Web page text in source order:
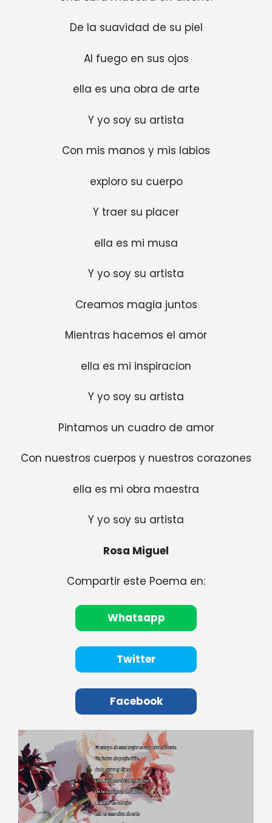
De la suavidad de su piel
Al fuego en sus ojos
ella es una obra de arte
Y yo soy su artista
Con mis manos y mis labios
exploro su cuerpo
Y traer su placer
ella es mi musa
Y yo soy su artista
Creamos magia juntos
Mientras hacemos el amor
ella es mi inspiracion
Y yo soy su artista
Pintamos un cuadro de amor
Con nuestros cuerpos y nuestros corazones
ella es mi obra maestra
Y yo soy su artista
Rosa Miguel
Compartir este Poema en:
Whatsapp
Twitter
Facebook